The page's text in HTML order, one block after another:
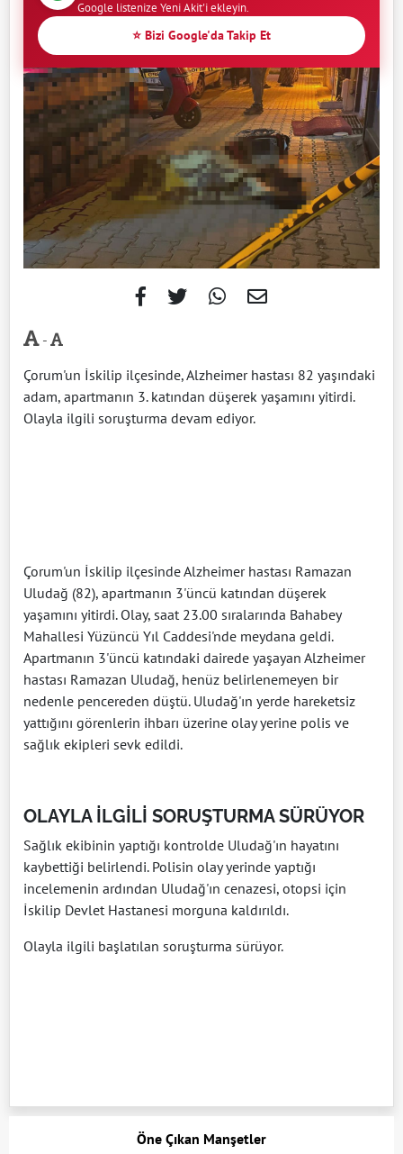
Google listenize Yeni Akit'i ekleyin.
⭐ Bizi Google'da Takip Et
-
Çorum'un İskilip ilçesinde, Alzheimer hastası 82 yaşındaki
adam, apartmanın 3. katından düşerek yaşamını yitirdi.
Olayla ilgili soruşturma devam ediyor.
Çorum'un İskilip ilçesinde Alzheimer hastası Ramazan
Uludağ (82), apartmanın 3'üncü katından düşerek
yaşamını yitirdi. Olay, saat 23.00 sıralarında Bahabey
Mahallesi Yüzüncü Yıl Caddesi'nde meydana geldi.
Apartmanın 3'üncü katındaki dairede yaşayan Alzheimer
hastası Ramazan Uludağ, henüz belirlenemeyen bir
nedenle pencereden düştü. Uludağ'ın yerde hareketsiz
yattığını görenlerin ihbarı üzerine olay yerine polis ve
sağlık ekipleri sevk edildi.
OLAYLA İLGİLİ SORUŞTURMA SÜRÜYOR
Sağlık ekibinin yaptığı kontrolde Uludağ'ın hayatını
kaybettiği belirlendi. Polisin olay yerinde yaptığı
incelemenin ardından Uludağ'ın cenazesi, otopsi için
İskilip Devlet Hastanesi morguna kaldırıldı.
Olayla ilgili başlatılan soruşturma sürüyor.
Öne Çıkan Manşetler